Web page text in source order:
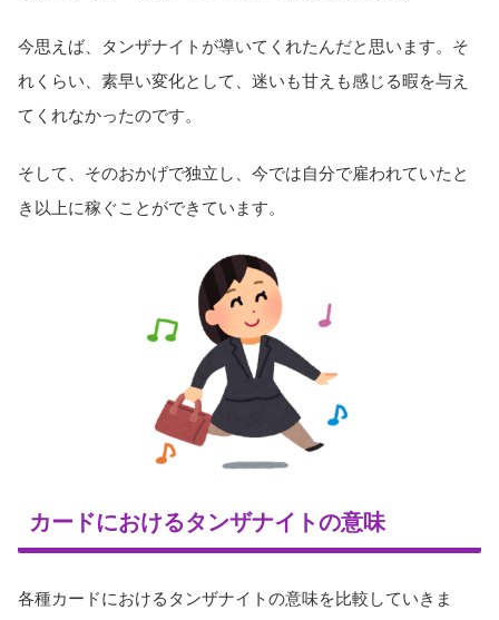
今思えば、タンザナイトが導いてくれたんだと思います。そ
れくらい、素早い変化として、迷いも甘えも感じる暇を与え
てくれなかったのです。
そして、そのおかげで独立し、今では自分で雇われていたと
き以上に稼ぐことができています。
カードにおけるタンザナイトの意味
各種カードにおけるタンザナイトの意味を比較していきま